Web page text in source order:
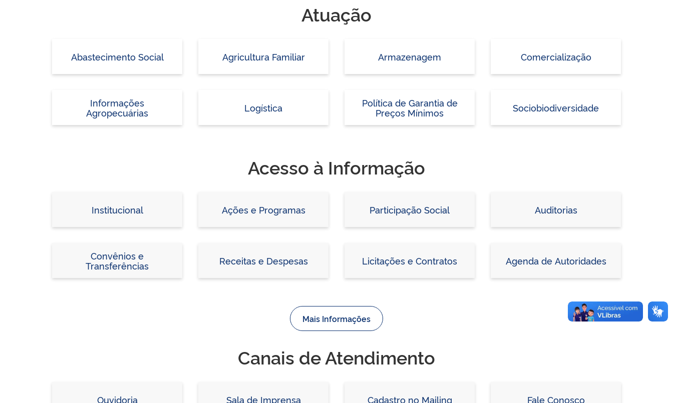
Atuação
Abastecimento Social Agricultura Familiar Armazenagem Comercialização
Informações
Agropecuárias
Logística
Política de Garantia de
Preços Mínimos
Sociobiodiversidade
Acesso à Informação
Institucional Ações e Programas Participação Social Auditorias
Convênios e
Transferências
Receitas e Despesas Licitações e Contratos Agenda de Autoridades
Mais Informações
Canais de Atendimento
Ouvidoria Sala de Imprensa Cadastro no Mailing Fale Conosco